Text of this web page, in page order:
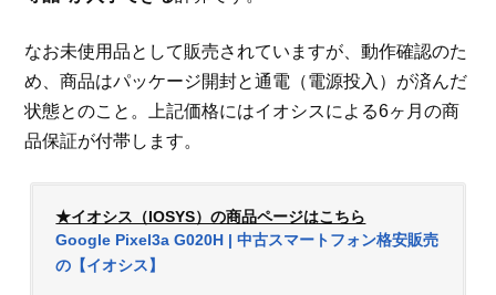
なお未使用品として販売されていますが、動作確認のた
め、商品はパッケージ開封と通電（電源投入）が済んだ
状態とのこと。上記価格にはイオシスによる6ヶ月の商
品保証が付帯します。
★イオシス（IOSYS）の商品ページはこちら
Google Pixel3a G020H | 中古スマートフォン格安販売
の【イオシス】